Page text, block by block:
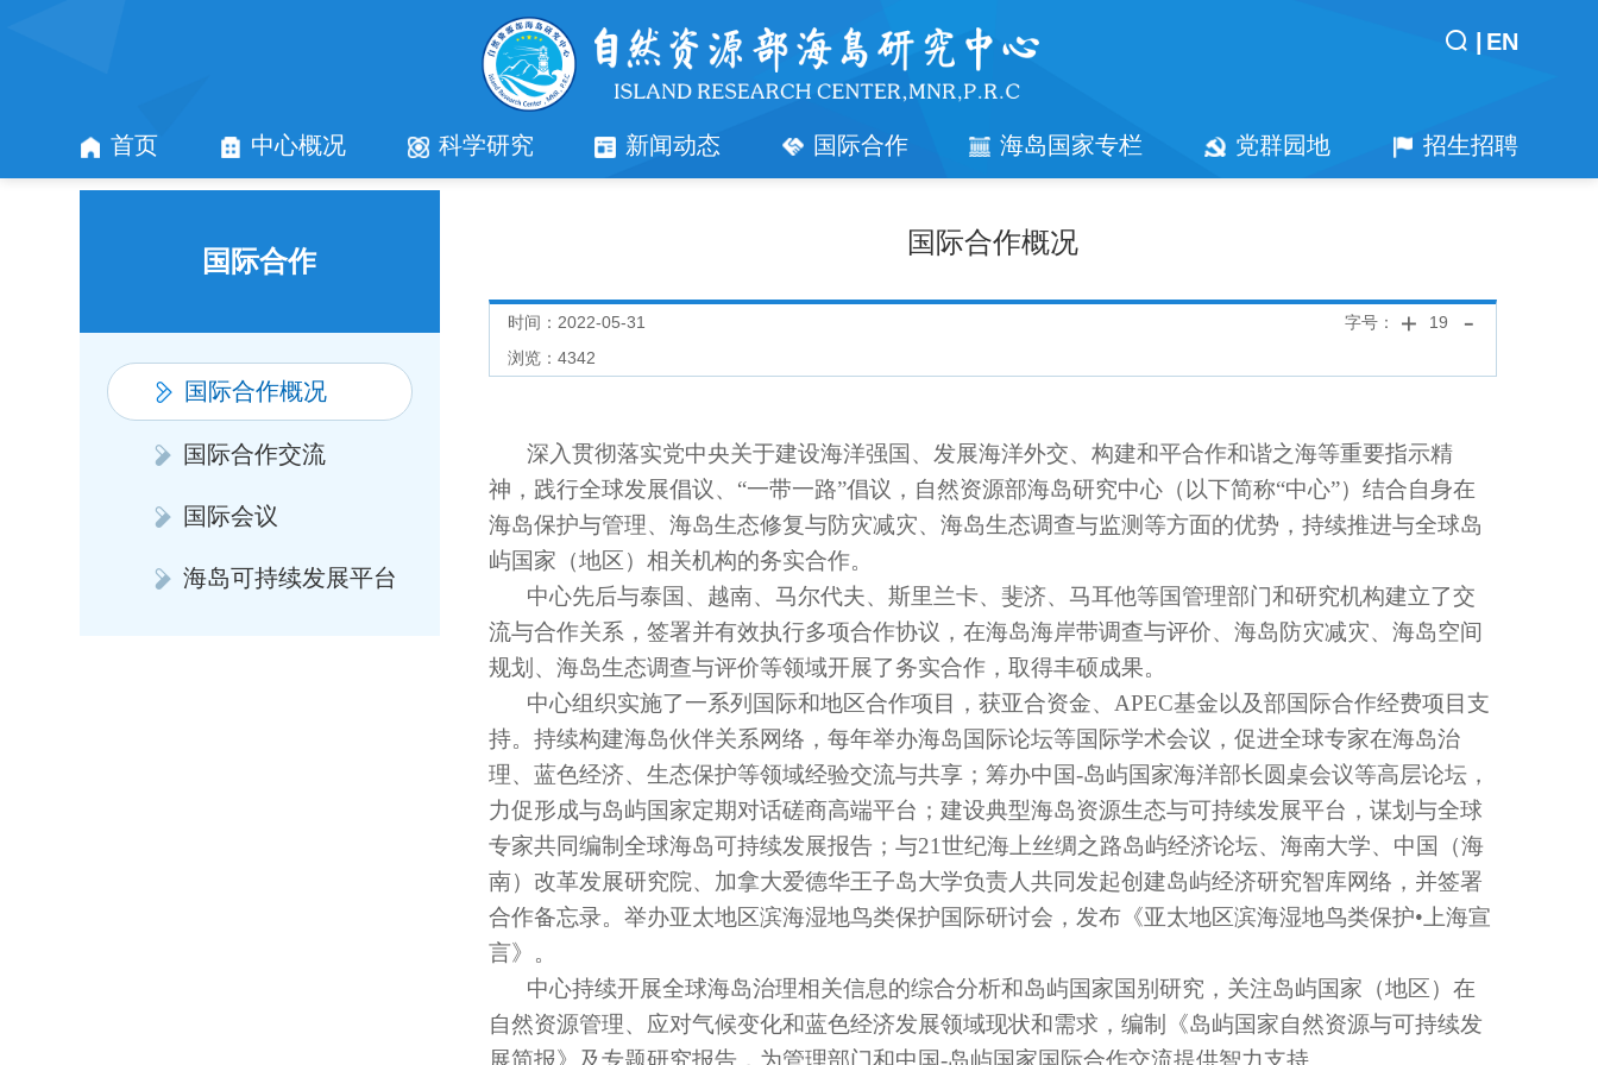
EN
首页 中心概况 科学研究 新闻动态 国际合作 海岛国家专栏 党群园地 招生招聘
国际合作
国际合作概况
国际合作交流
国际会议
海岛可持续发展平台
国际合作概况
时间：2022-05-31 字号：
19
浏览：4342
深入贯彻落实党中央关于建设海洋强国、发展海洋外交、构建和平合作和谐之海等重要指示精
神， 践行全球发展倡议、 “一带一路”倡议 ，自然资源部海岛研究中心 （以下简称“中心”）结合自身在
海岛保护与管理、海岛生态修复与防灾减灾、海岛生态调查与监测等方面的优势，持续推进与全球岛
屿国家（地区）相关机构的务实合作。
中心先后与泰国、越南、马尔代夫、斯里兰卡、斐济、马耳他等国管理部门和研究机构建立了交
流与合作关系，签署并有效执行多项合作协议，在海岛海岸带调查与评价、海岛防灾减灾、海岛空间
规划、海岛生态调查与评价等领域开展了务实合作，取得丰硕成果。
中心组织实施了一系列国际和地区合作项目，获亚合资金、APEC基金以及部国际合作经费项目支
持。持续构建海岛伙伴关系网络，每年举办海岛国际论坛等国际学术会议 ，促进全球专家在海岛治
理、蓝色经济、生态保护等领域经验交流与共享；筹办中国-岛屿国家海洋部长圆桌会议等高层论坛 ，
力促形成与岛屿国家定期对话磋商高端平台 ；建设典型海岛资源生态与可持续发展平台，谋划与全球
专家共同编制全球海岛可持续发展报告；与21世纪海上丝绸之路岛屿经济论坛、海南大学、中国（海
南）改革发展研究院、加拿大爱德华王子岛大学负责人共同发起创建岛屿经济研究智库网络，并签署
合作备忘录。举办亚太地区滨海湿地鸟类保护国际研讨会，发布《亚太地区滨海湿地鸟类保护•上海宣
言》。
中心持续开展全球海岛治理相关信息的综合分析和岛屿国家国别研究，关注岛屿国家（地区）在
自然资源管理、应对气候变化和蓝色经济发展领域现状和需求，编制《岛屿国家自然资源与可持续发